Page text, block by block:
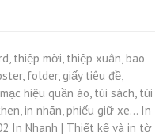
thiệp mời, thiệp xuân, bao
folder, giấy tiêu đề,
hiệu quần áo, túi sách, túi
in nhãn, phiếu giữ xe… In
In Nhanh | Thiết kế và in tờ